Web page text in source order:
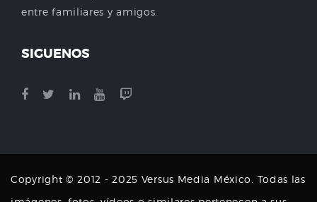
entre familiares y amigos.
SIGUENOS
Copyright © 2012 - 2025 Versus Media México. Todas las